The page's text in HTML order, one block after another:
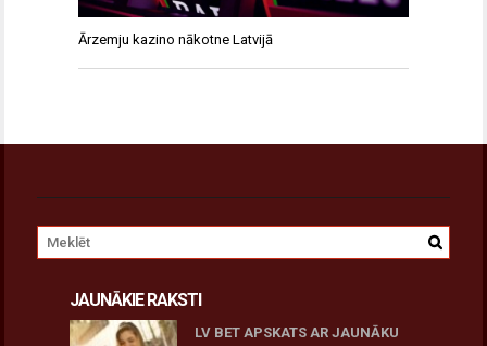
Ārzemju kazino nākotne Latvijā
JAUNĀKIE RAKSTI
LV BET APSKATS AR JAUNĀKU